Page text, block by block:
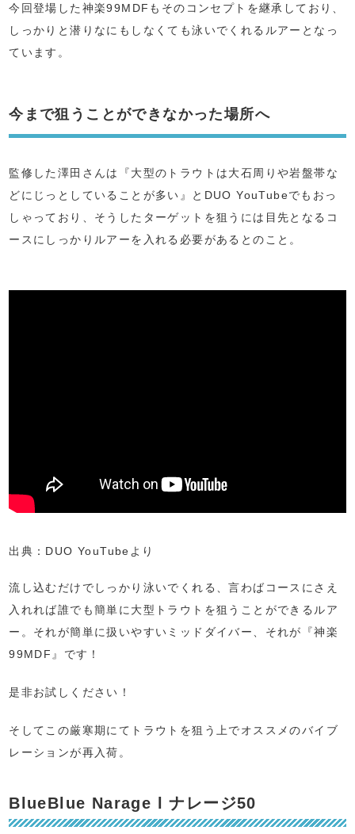
今回登場した神楽99MDFもそのコンセプトを継承しており、
しっかりと潜りなにもしなくても泳いでくれるルアーとなっ
ています。
今まで狙うことができなかった場所へ
監修した澤田さんは『大型のトラウトは大石周りや岩盤帯な
どにじっとしていることが多い』とDUO YouTubeでもおっ
しゃっており、そうしたターゲットを狙うには目先となるコ
ースにしっかりルアーを入れる必要があるとのこと。
出典：DUO YouTubeより
流し込むだけでしっかり泳いでくれる、言わばコースにさえ
入れれば誰でも簡単に大型トラウトを狙うことができるルア
ー。それが簡単に扱いやすいミッドダイバー、それが『神楽
99MDF』です！
是非お試しください！
そしてこの厳寒期にてトラウトを狙う上でオススメのバイブ
レーションが再入荷。
BlueBlue Narage l ナレージ50